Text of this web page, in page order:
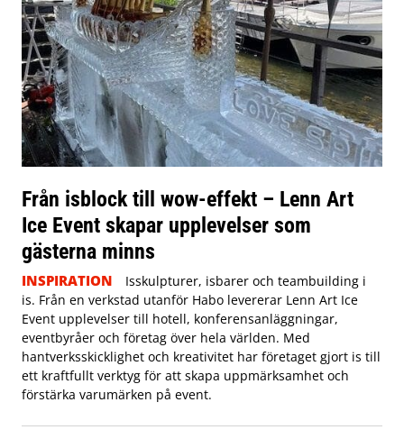
Från isblock till wow-effekt – Lenn Art
Ice Event skapar upplevelser som
gästerna minns
INSPIRATION
Isskulpturer, isbarer och teambuilding i
is. Från en verkstad utanför Habo levererar Lenn Art Ice
Event upplevelser till hotell, konferensanläggningar,
eventbyråer och företag över hela världen. Med
hantverksskicklighet och kreativitet har företaget gjort is till
ett kraftfullt verktyg för att skapa uppmärksamhet och
förstärka varumärken på event.